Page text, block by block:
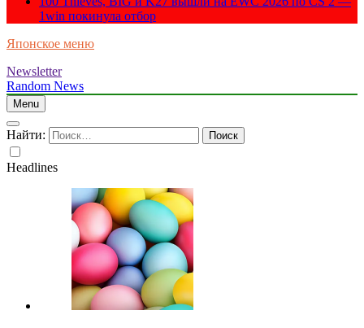
1win покинула отбор
Японское меню
Newsletter
Random News
Menu
Найти:
Headlines